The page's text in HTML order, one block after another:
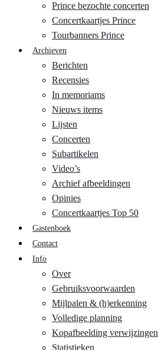
Prince bezochte concerten
Concertkaartjes Prince
Tourbanners Prince
Archieven
Berichten
Recensies
In memoriams
Nieuws items
Lijsten
Concerten
Subartikelen
Video’s
Archief afbeeldingen
Opinies
Concertkaartjes Top 50
Gastenboek
Contact
Info
Over
Gebruiksvoorwaarden
Mijlpalen & (h)erkenning
Volledige planning
Kopafbeelding verwijzingen
Statistieken